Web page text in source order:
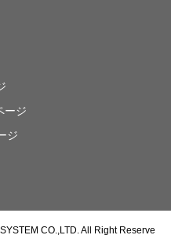
ージ
ジ
CO.,LTD. All Right Reserve